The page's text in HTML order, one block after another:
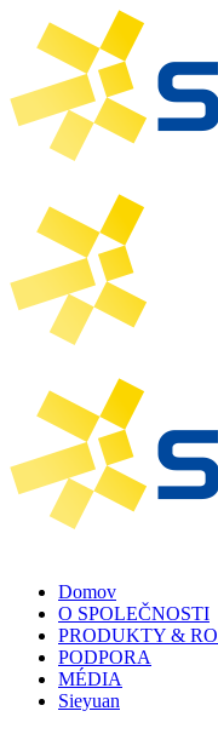
Domov
O SPOLEČNOSTI
PRODUKTY &
PODPORA
MÉDIA
Sieyuan